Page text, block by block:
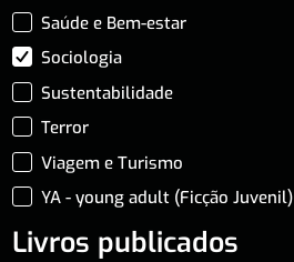
Saúde e Bem-estar
Sociologia
Sustentabilidade
Terror
Viagem e Turismo
YA - young adult (Ficção Juvenil)
Livros publicados